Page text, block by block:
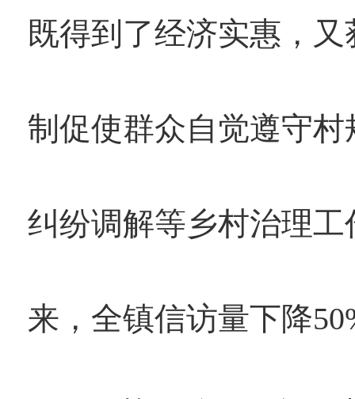
既得到了经济实惠，
制促使群众自觉遵守
纠纷调解等乡村治理
来，全镇信访量下降